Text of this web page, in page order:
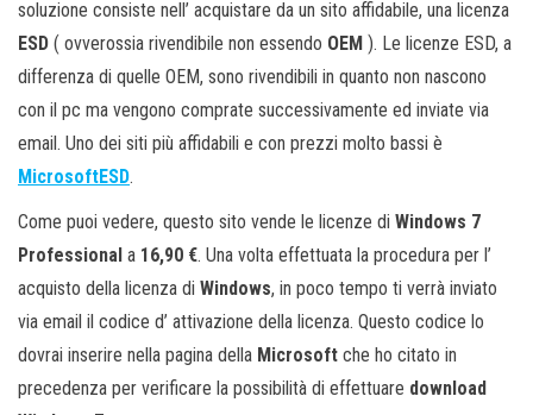
soluzione consiste nell’ acquistare da un sito affidabile, una licenza
ESD ( ovverossia rivendibile non essendo OEM ). Le licenze ESD, a
differenza di quelle OEM, sono rivendibili in quanto non nascono
con il pc ma vengono comprate successivamente ed inviate via
email. Uno dei siti più affidabili e con prezzi molto bassi è
MicrosoftESD.
Come puoi vedere, questo sito vende le licenze di Windows 7
Professional a 16,90 €. Una volta effettuata la procedura per l’
acquisto della licenza di Windows, in poco tempo ti verrà inviato
via email il codice d’ attivazione della licenza. Questo codice lo
dovrai inserire nella pagina della Microsoft che ho citato in
precedenza per verificare la possibilità di effettuare download